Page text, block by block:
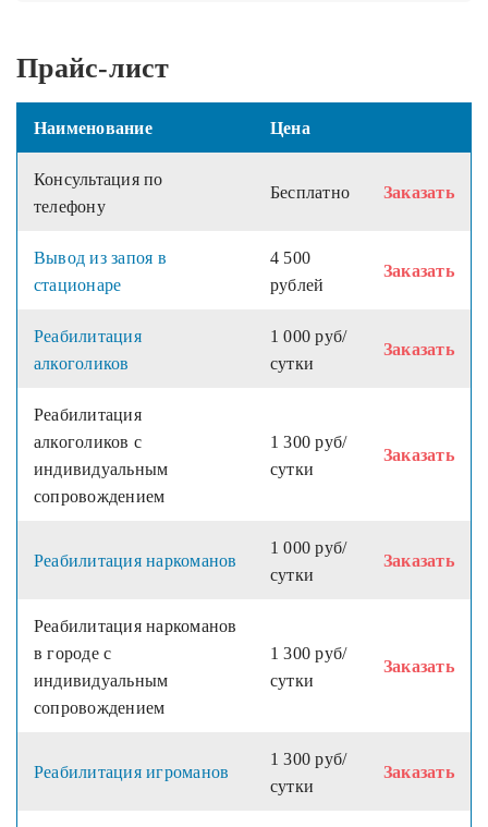
Прайс-лист
Наименование Цена
Консультация по
телефону
Бесплатно Заказать
Вывод из запоя в
стационаре
4 500
рублей
Заказать
Реабилитация
алкоголиков
1 000 руб/
сутки
Заказать
Реабилитация
алкоголиков с
индивидуальным
сопровождением
1 300 руб/
сутки
Заказать
Реабилитация наркоманов
1 000 руб/
сутки
Заказать
Реабилитация наркоманов
в городе с
индивидуальным
сопровождением
1 300 руб/
сутки
Заказать
Реабилитация игроманов
1 300 руб/
сутки
Заказать